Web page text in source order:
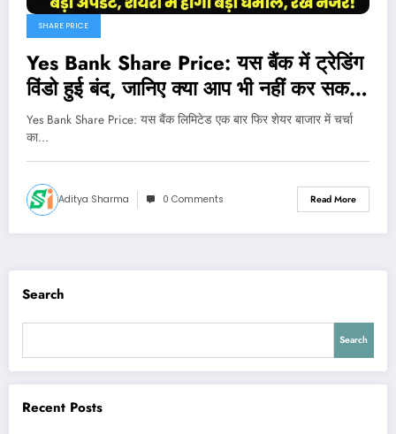
SHARE PRICE
Yes Bank Share Price: यस बैंक में ट्रेडिंग
विंडो हुई बंद, जानिए क्या आप भी नहीं कर सकते
ट्रेडिंग?
Yes Bank Share Price: यस बैंक लिमिटेड एक बार फिर शेयर बाजार में चर्चा
का…
Aditya Sharma 0 Comments Read More
Search
Search
Recent Posts